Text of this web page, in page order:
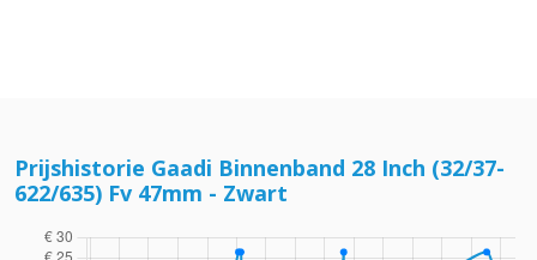
Prijshistorie Gaadi Binnenband 28 Inch (32/37-
622/635) Fv 47mm - Zwart